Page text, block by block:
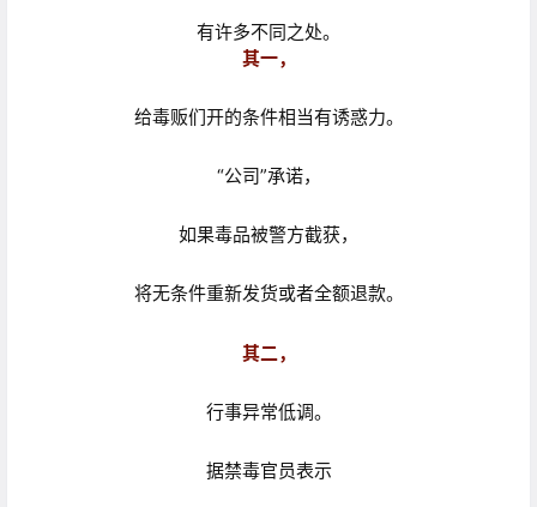
有许多不同之处。
其一，
给毒贩们开的条件相当有诱惑力。
“公司”承诺，
如果毒品被警方截获，
将无条件重新发货或者全额退款。
其二，
行事异常低调。
据禁毒官员表示